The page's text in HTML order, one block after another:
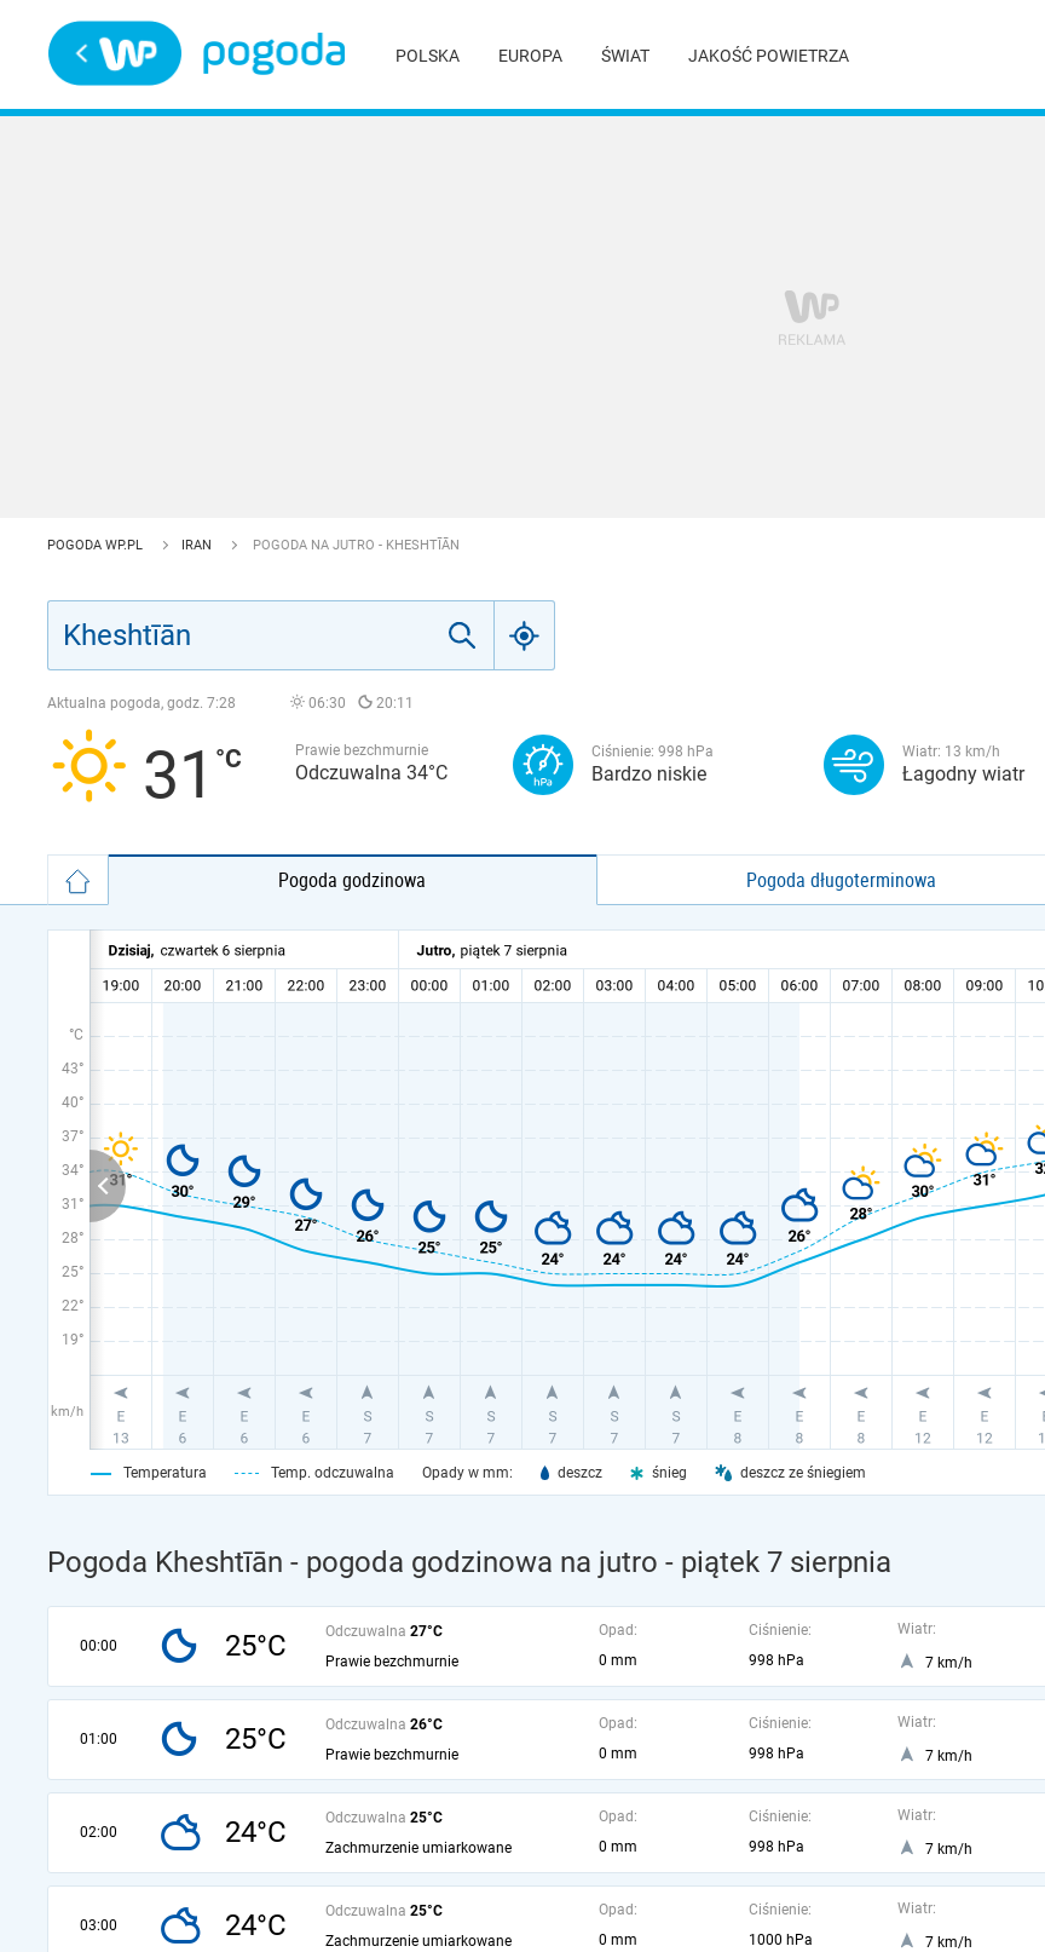
POLSKA EUROPA ŚWIAT JAKOŚĆ POWIETRZA
POGODA WP.PL IRAN POGODA NA JUTRO - KHESHTĪĀN
Aktualna pogoda, godz. 7:28 06:30 20:11
31 Prawie bezchmurnie
Odczuwalna 34°C
Ciśnienie: 998 hPa
Bardzo niskie
Wiatr: 13 km/h
Łagodny wiatr
Pogoda godzinowa Pogoda długoterminowa
°C
43°
40°
37°
34°
31°
28°
25°
22°
19°
km/h
Temperatura Temp. odczuwalna Opady w mm: deszcz śnieg deszcz ze śniegiem
Pogoda Kheshtīān - pogoda godzinowa na jutro - piątek 7 sierpnia
00:00 25°C Odczuwalna 27°C
Prawie bezchmurnie
Opad:
0 mm
Ciśnienie:
998 hPa
Wiatr:
7 km/h
01:00 25°C Odczuwalna 26°C
Prawie bezchmurnie
Opad:
0 mm
Ciśnienie:
998 hPa
Wiatr:
7 km/h
02:00 24°C Odczuwalna 25°C
Zachmurzenie umiarkowane
Opad:
0 mm
Ciśnienie:
998 hPa
Wiatr:
7 km/h
03:00 24°C Odczuwalna 25°C
Zachmurzenie umiarkowane
Opad:
0 mm
Ciśnienie:
1000 hPa
Wiatr:
7 km/h